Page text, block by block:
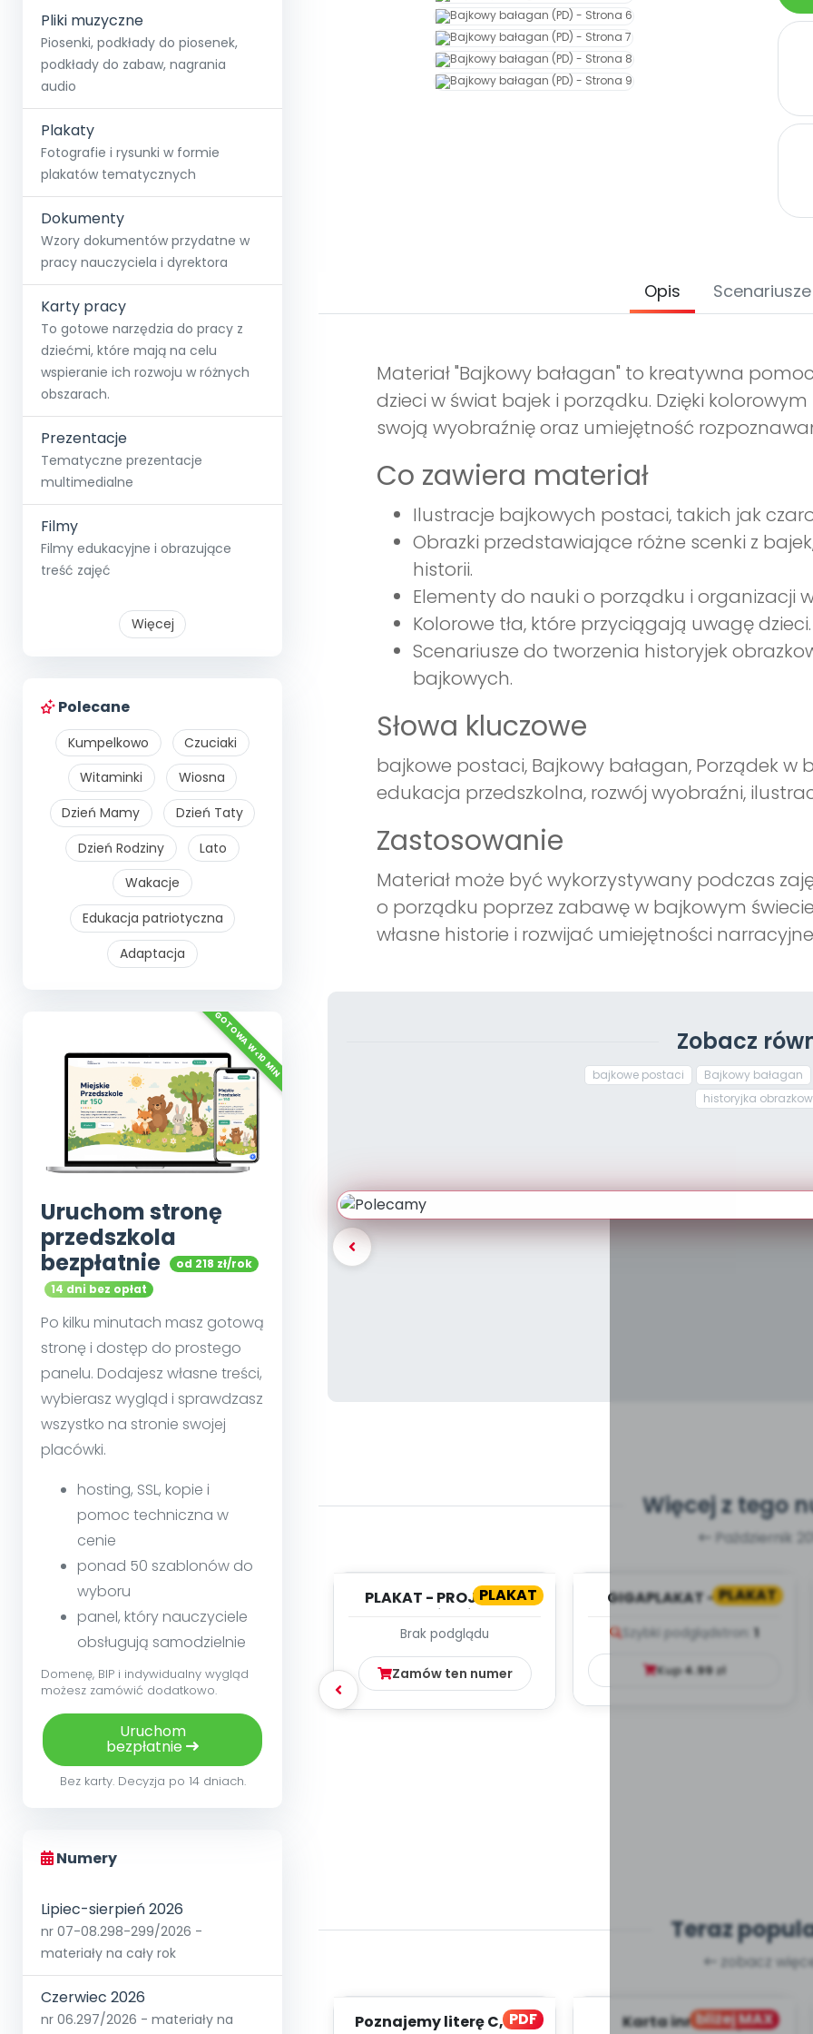
Pliki muzyczne
Piosenki, podkłady do piosenek,
podkłady do zabaw, nagrania
audio
Plakaty
Fotografie i rysunki w formie
plakatów tematycznych
Dokumenty
Wzory dokumentów przydatne w
pracy nauczyciela i dyrektora
Karty pracy
To gotowe narzędzia do pracy z
dziećmi, które mają na celu
wspieranie ich rozwoju w różnych
obszarach.
Prezentacje
Tematyczne prezentacje
multimedialne
Filmy
Filmy edukacyjne i obrazujące
treść zajęć
Więcej
Polecane
Kumpelkowo
Czuciaki
Witaminki
Wiosna
Dzień Mamy
Dzień Taty
Dzień Rodziny
Lato
Wakacje
Edukacja patriotyczna
Adaptacja
Uruchom stronę
przedszkola
bezpłatnie
od 218 zł/rok
14 dni bez opłat
Po kilku minutach masz gotową
stronę i dostęp do prostego
panelu. Dodajesz własne treści,
wybierasz wygląd i sprawdzasz
wszystko na stronie swojej
placówki.
hosting, SSL, kopie i
pomoc techniczna w
cenie
ponad 50 szablonów do
wyboru
panel, który nauczyciele
obsługują samodzielnie
Domenę, BIP i indywidualny wygląd
możesz zamówić dodatkowo.
Uruchom
bezpłatnie
Bez karty. Decyzja po 14 dniach.
Numery
Lipiec-sierpień 2026
nr 07-08.298-299/2026 -
materiały na cały rok
Czerwiec 2026
nr 06.297/2026 - materiały na
Opis
Materiał "Bajkowy bałagan" to kreatywna
dzieci w świat bajek i porządku. Dzięki
swoją wyobraźnię oraz umiejętność
Co zawiera materiał
Ilustracje bajkowych postaci, takich jak
Obrazki przedstawiające różne scenki z
historii.
Elementy do nauki o porządku i organizacji
Kolorowe tła, które przyciągają uwagę dzieci.
Scenariusze do tworzenia historyjek
bajkowych.
Słowa kluczowe
bajkowe postaci, Bajkowy bałagan, Porządek w
edukacja przedszkolna, rozwój wyobraźni,
Zastosowanie
Materiał może być wykorzystywany podczas
o porządku poprzez zabawę w bajkowym
własne historie i rozwijać umiejętności
Zobacz
bajkowe postaci Bajkowy bałagan
historyjka
Więcej z tego
Październik
PLAKAT
PLAKAT - PROJEKTY -
WIELKIEJ LITERA...
Brak podglądu
Zamów ten numer
PLAKAT
GIGAPLAKAT - MAPA
Szybki podglądstron: 1
Kup4.99zł
Teraz
zobacz
PDF
Poznajemy literę C, cz. 1
bliżej MAX
Karta innowacji